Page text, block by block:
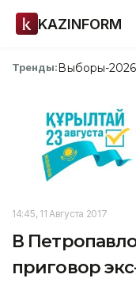
KAZINFORM
Тренды:Выборы-2026
14:45, 11 Августа 2017
В
приговор